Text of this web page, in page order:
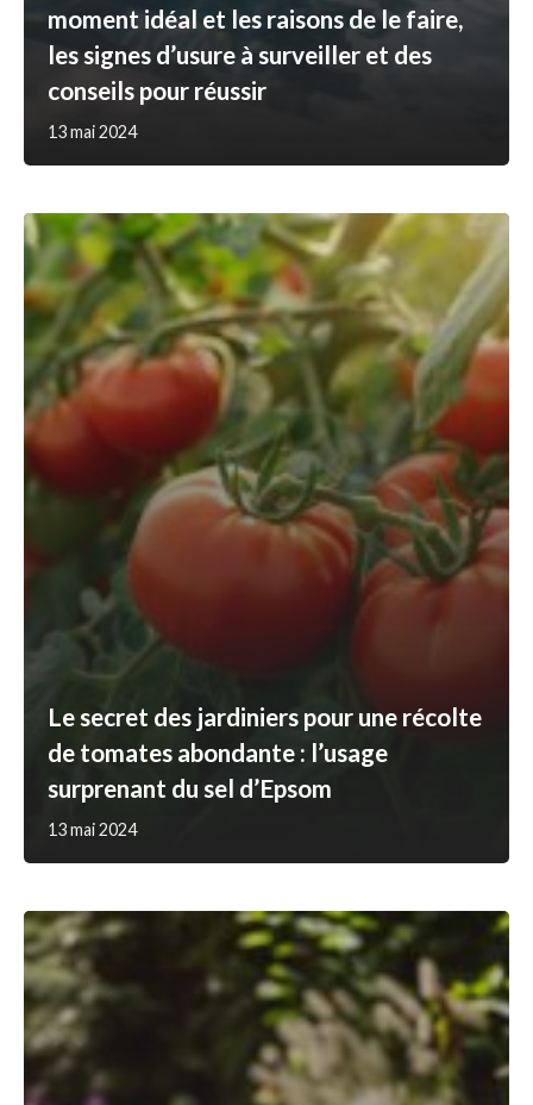
moment idéal et les raisons de le faire,
les signes d’usure à surveiller et des
conseils pour réussir
13 mai 2024
Le secret des jardiniers pour une récolte
de tomates abondante : l’usage
surprenant du sel d’Epsom
13 mai 2024